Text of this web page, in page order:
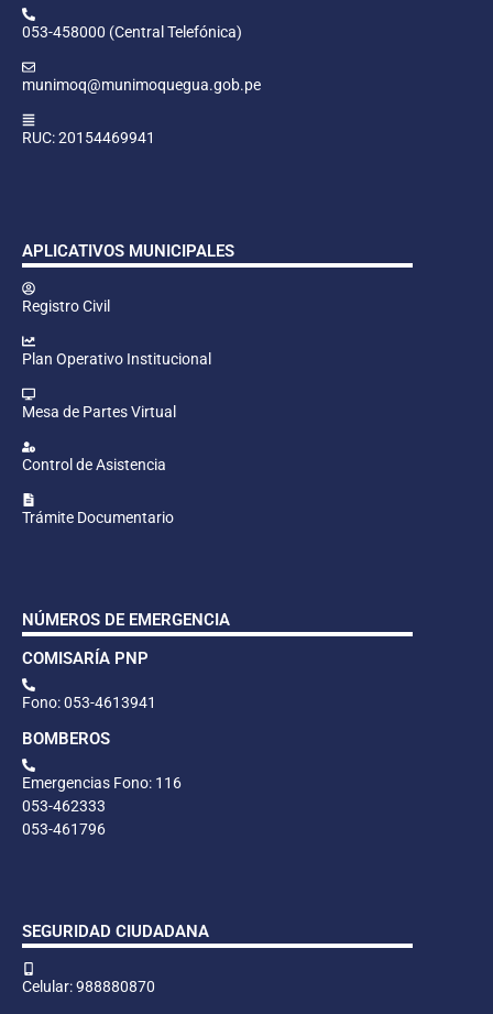
053-458000 (Central Telefónica)
munimoq@munimoquegua.gob.pe
RUC: 20154469941
APLICATIVOS MUNICIPALES
Registro Civil
Plan Operativo Institucional
Mesa de Partes Virtual
Control de Asistencia
Trámite Documentario
NÚMEROS DE EMERGENCIA
COMISARÍA PNP
Fono: 053-4613941
BOMBEROS
Emergencias Fono: 116
053-462333
053-461796
SEGURIDAD CIUDADANA
Celular: 988880870